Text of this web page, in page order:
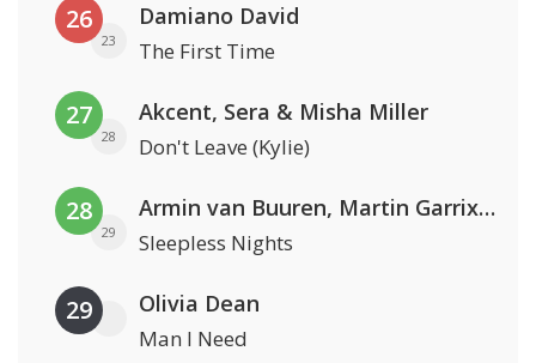
26
23
Damiano David
The First Time
27
28
Akcent, Sera & Misha Miller
Don't Leave (Kylie)
28
29
Armin van Buuren, Martin Garrix & Libby Whitehouse
Sleepless Nights
29 Olivia Dean
Man I Need